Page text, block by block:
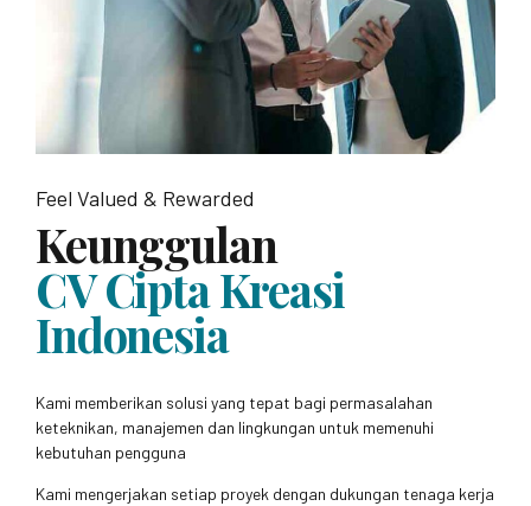
Feel Valued & Rewarded
Keunggulan
CV Cipta Kreasi
Indonesia
Kami memberikan solusi yang tepat bagi permasalahan
keteknikan, manajemen dan lingkungan untuk memenuhi
kebutuhan pengguna
Kami mengerjakan setiap proyek dengan dukungan tenaga kerja